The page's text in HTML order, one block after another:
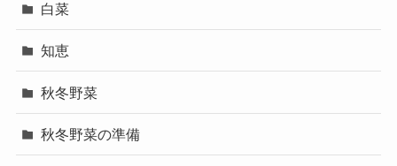
白菜
知恵
秋冬野菜
秋冬野菜の準備